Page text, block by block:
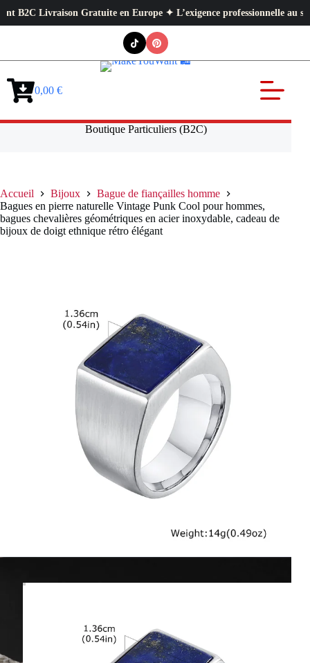
Gratuite en Europe ✦ L’exigence professionnelle au service
Panier0,00 €
Boutique Particuliers (B2C)
Accueil Bijoux
Bague de fiançailles homme
Bagues en pierre naturelle Vintage Punk Cool pour hommes,
bagues chevalières géométriques en acier inoxydable, cadeau de
bijoux de doigt ethnique rétro élégant